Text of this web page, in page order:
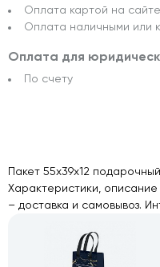
Оплата картой на сайте
Оплата наличными или
Оплата для
По счету
Пакет 55х39х12
Характеристики,
– доставка и самовывоз.